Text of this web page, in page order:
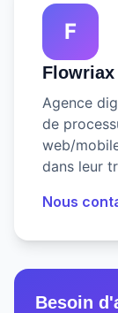
F
Flowriax
Agence
de
web/
dans leur
Nous
Besoin